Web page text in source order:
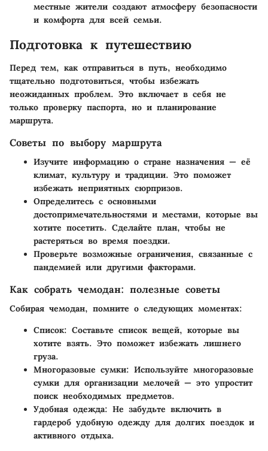
местные жители создают атмосферу безопасности
и комфорта для всей семьи.
Подготовка к путешествию
Перед тем, как отправиться в путь, необходимо
тщательно подготовиться, чтобы избежать
неожиданных проблем. Это включает в себя не
только проверку паспорта, но и планирование
маршрута.
Советы по выбору маршрута
Изучите информацию о стране назначения — её
климат, культуру и традиции. Это поможет
избежать неприятных сюрпризов.
Определитесь с основными
достопримечательностями и местами, которые вы
хотите посетить. Сделайте план, чтобы не
растеряться во время поездки.
Проверьте возможные ограничения, связанные с
пандемией или другими факторами.
Как собрать чемодан: полезные советы
Собирая чемодан, помните о следующих моментах:
Список: Составьте список вещей, которые вы
хотите взять. Это поможет избежать лишнего
груза.
Многоразовые сумки: Используйте многоразовые
сумки для организации мелочей — это упростит
поиск необходимых предметов.
Удобная одежда: Не забудьте включить в
гардероб удобную одежду для долгих поездок и
активного отдыха.